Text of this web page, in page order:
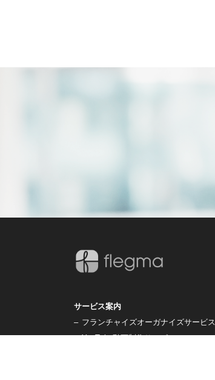
サービス案内
– フランチャイズオーガナイズサービス
– YouTube動画制作サービス